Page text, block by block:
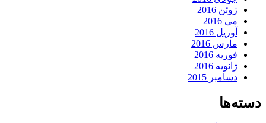
ژوئن 2016
می 2016
آوریل 2016
مارس 2016
فوریه 2016
ژانویه 2016
دسامبر 2015
دسته‌ها